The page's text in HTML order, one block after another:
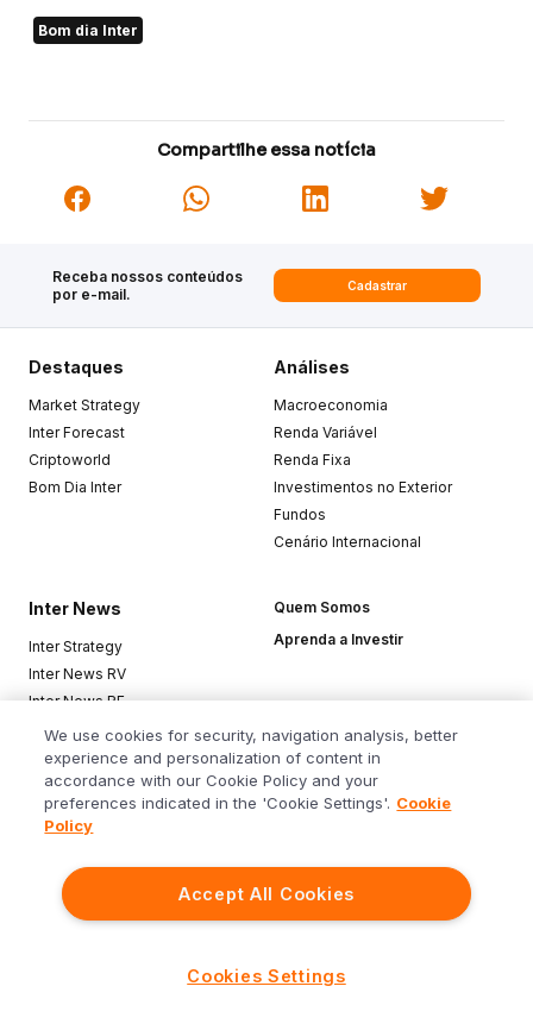
Bom dia Inter
Compartilhe essa notícia
Receba nossos conteúdos
por e-mail.
Cadastrar
Siga o Inter
Destaques
Market Strategy
Inter Forecast
Criptoworld
Bom Dia Inter
Análises
Macroeconomia
Renda Variável
Renda Fixa
Investimentos no Exterior
Fundos
Cenário Internacional
Inter News
Inter Strategy
Inter News RV
Inter News RF
Top Funds
Quem Somos
Aprenda a Investir
Baixe o app
We use cookies for security, navigation analysis, better
experience and personalization of content in
accordance with our Cookie Policy and your
preferences indicated in the 'Cookie Settings'. Cookie
Policy
Accept All Cookies
Cookies Settings